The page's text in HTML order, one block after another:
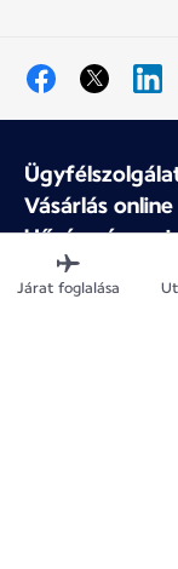
Vásárlás online
Hűség- és
Az Air
Air France
Járat foglalása